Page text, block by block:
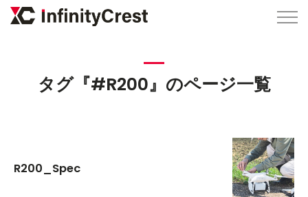
タグ『#R200』のページ一覧
R200_Spec